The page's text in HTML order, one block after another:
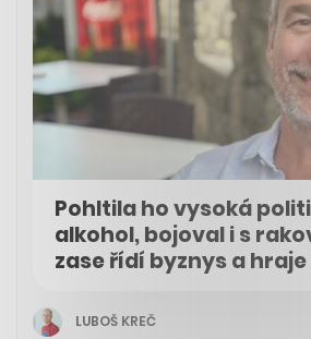
Pohltila ho vysoká
alkohol, bojoval i s
zase řídí byznys a
LUBOŠ KREČ